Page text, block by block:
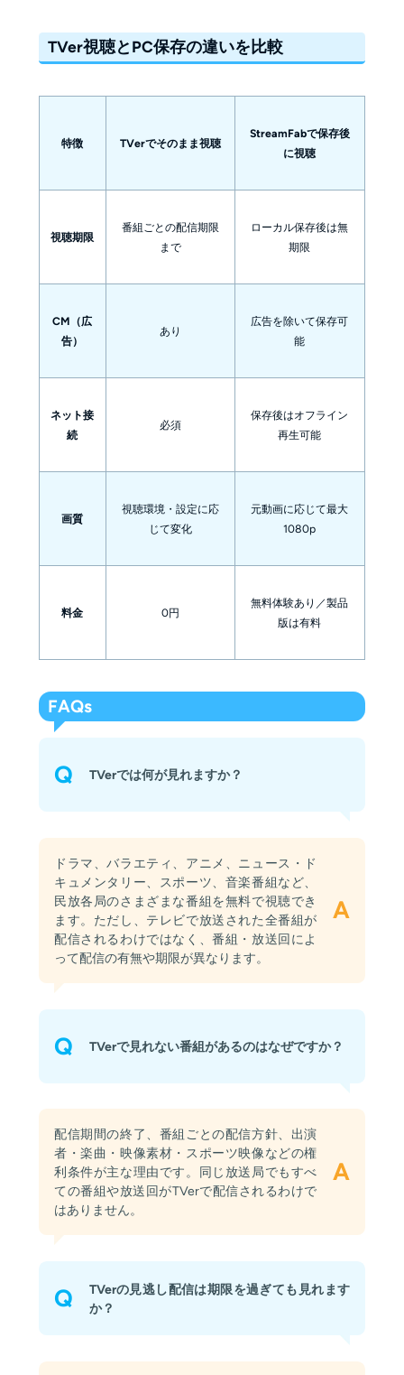
TVer視聴とPC保存の違いを比較
特徴 TVerでそのまま視聴
StreamFabで保存後
に視聴
視聴期限
番組ごとの配信期限
まで
ローカル保存後は無
期限
CM（広
告）
あり
広告を除いて保存可
能
ネット接
続
必須
保存後はオフライン
再生可能
画質
視聴環境・設定に応
じて変化
元動画に応じて最大
1080p
料金 0円
無料体験あり／製品
版は有料
FAQs
Q TVerでは何が見れますか？
ドラマ、バラエティ、アニメ、ニュース・ド
キュメンタリー、スポーツ、音楽番組など、
民放各局のさまざまな番組を無料で視聴でき
ます。ただし、テレビで放送された全番組が
配信されるわけではなく、番組・放送回によ
って配信の有無や期限が異なります。
A
Q TVerで見れない番組があるのはなぜですか？
配信期間の終了、番組ごとの配信方針、出演
者・楽曲・映像素材・スポーツ映像などの権
利条件が主な理由です。同じ放送局でもすべ
ての番組や放送回がTVerで配信されるわけで
はありません。
A
Q
TVerの見逃し配信は期限を過ぎても見れます
か？